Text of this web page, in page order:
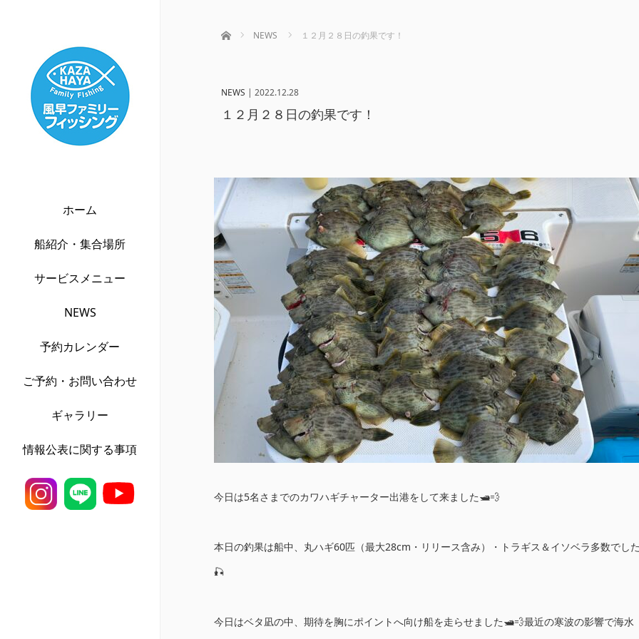
ホーム
船紹介・集合場所
サービスメニュー
NEWS
予約カレンダー
ご予約・お問い合わせ
ギャラリー
情報公表に関する事項
ホーム NEWS １２月２８日の釣果です！
NEWS | 2022.12.28
１２月２８日の釣果です！
今日は5名さまでのカワハギチャーター出港をして来ました🛥💨
本日の釣果は船中、丸ハギ60匹（最大28cm・リリース含み）・トラギス＆イソベラ多数でし
🎣
今日はベタ凪の中、期待を胸にポイントへ向け船を走らせました🛥💨最近の寒波の影響で海水